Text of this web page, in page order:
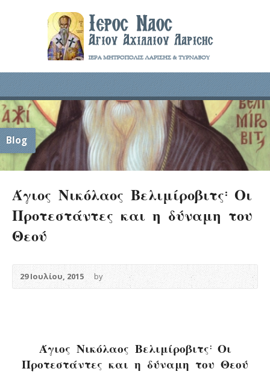
Blog
Άγιος Νικόλαος Βελιμίροβιτς: Οι
Προτεστάντες και η δύναμη του
Θεού
29 Ιουλίου, 2015 by
Άγιος Νικόλαος Βελιμίροβιτς: Οι
Προτεστάντες και η δύναμη του Θεού